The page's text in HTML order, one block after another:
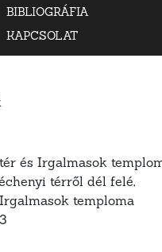
BIBLIOGRÁFIA
KAPCSOLAT
és Irgalmasok
térről dél felé,
temploma